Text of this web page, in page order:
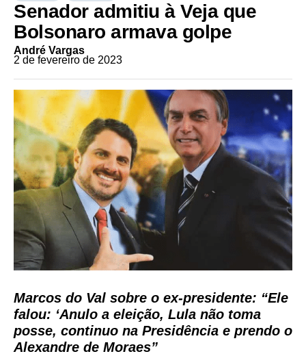
Senador admitiu à Veja que
Bolsonaro armava golpe
André Vargas
2 de fevereiro de 2023
Marcos do Val sobre o ex-presidente: “Ele
falou: ‘Anulo a eleição, Lula não toma
posse, continuo na Presidência e prendo o
Alexandre de Moraes”